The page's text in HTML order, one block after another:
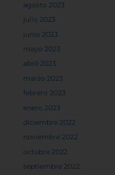
agosto 2023
julio 2023
junio 2023
mayo 2023
abril 2023
marzo 2023
febrero 2023
enero 2023
diciembre 2022
noviembre 2022
octubre 2022
septiembre 2022